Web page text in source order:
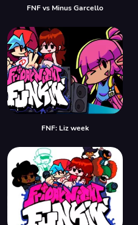
FNF vs Minus Garcello
FNF: Liz week